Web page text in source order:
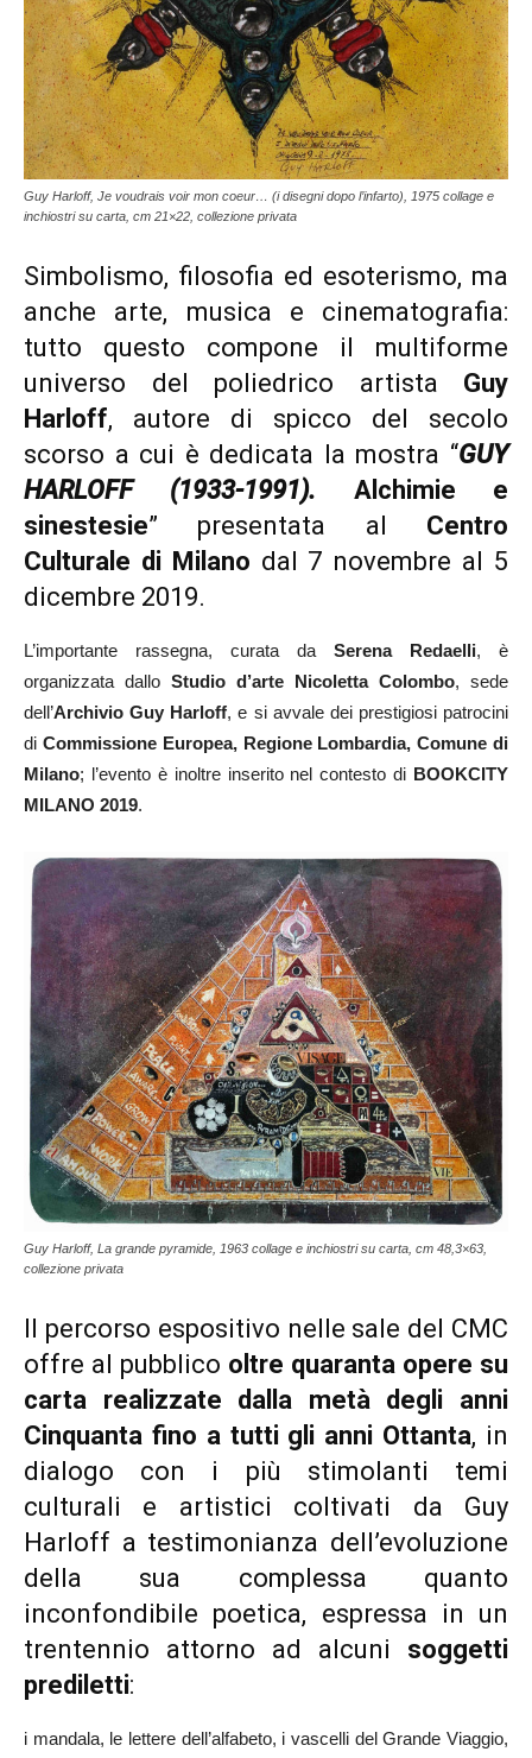
Guy Harloff, Je voudrais voir mon coeur… (i disegni dopo l’infarto), 1975 collage e
inchiostri su carta, cm 21×22, collezione privata
Simbolismo, filosofia ed esoterismo, ma
anche arte, musica e cinematografia:
tutto questo compone il multiforme
universo del poliedrico artista Guy
Harloff, autore di spicco del secolo
scorso a cui è dedicata la mostra “GUY
HARLOFF (1933-1991).
Alchimie e
sinestesie” presentata al Centro
Culturale di Milano dal 7 novembre al 5
dicembre 2019.
L’importante rassegna, curata da Serena Redaelli, è
organizzata dallo Studio d’arte Nicoletta Colombo, sede
dell’Archivio Guy Harloff, e si avvale dei prestigiosi patrocini
di Commissione Europea, Regione Lombardia, Comune di
Milano; l’evento è inoltre inserito nel contesto di BOOKCITY
MILANO 2019.
Guy Harloff, La grande pyramide, 1963 collage e inchiostri su carta, cm 48,3×63,
collezione privata
Il percorso espositivo nelle sale del CMC
offre al pubblico oltre quaranta opere su
carta realizzate dalla metà degli anni
Cinquanta fino a tutti gli anni Ottanta, in
dialogo con i più stimolanti temi
culturali e artistici coltivati da Guy
Harloff a testimonianza dell’evoluzione
della sua complessa quanto
inconfondibile poetica, espressa in un
trentennio attorno ad alcuni soggetti
prediletti:
i mandala, le lettere dell’alfabeto, i vascelli del Grande Viaggio,